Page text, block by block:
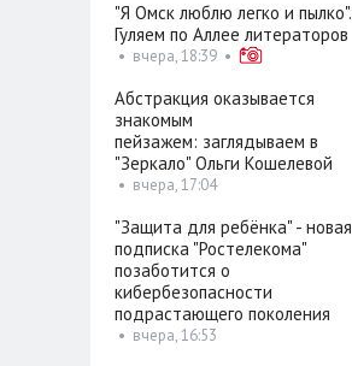
"Я Омск люблю легко и пылко".
Гуляем по Аллее литераторов
• вчера, 18:39•
Абстракция оказывается
знакомым
пейзажем: заглядываем в
"Зеркало" Ольги Кошелевой
• вчера, 17:04
"Защита для ребёнка" - новая
подписка "Ростелекома"
позаботится о
кибербезопасности
подрастающего поколения
• вчера, 16:53